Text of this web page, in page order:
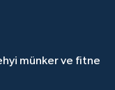
münker ve fitne